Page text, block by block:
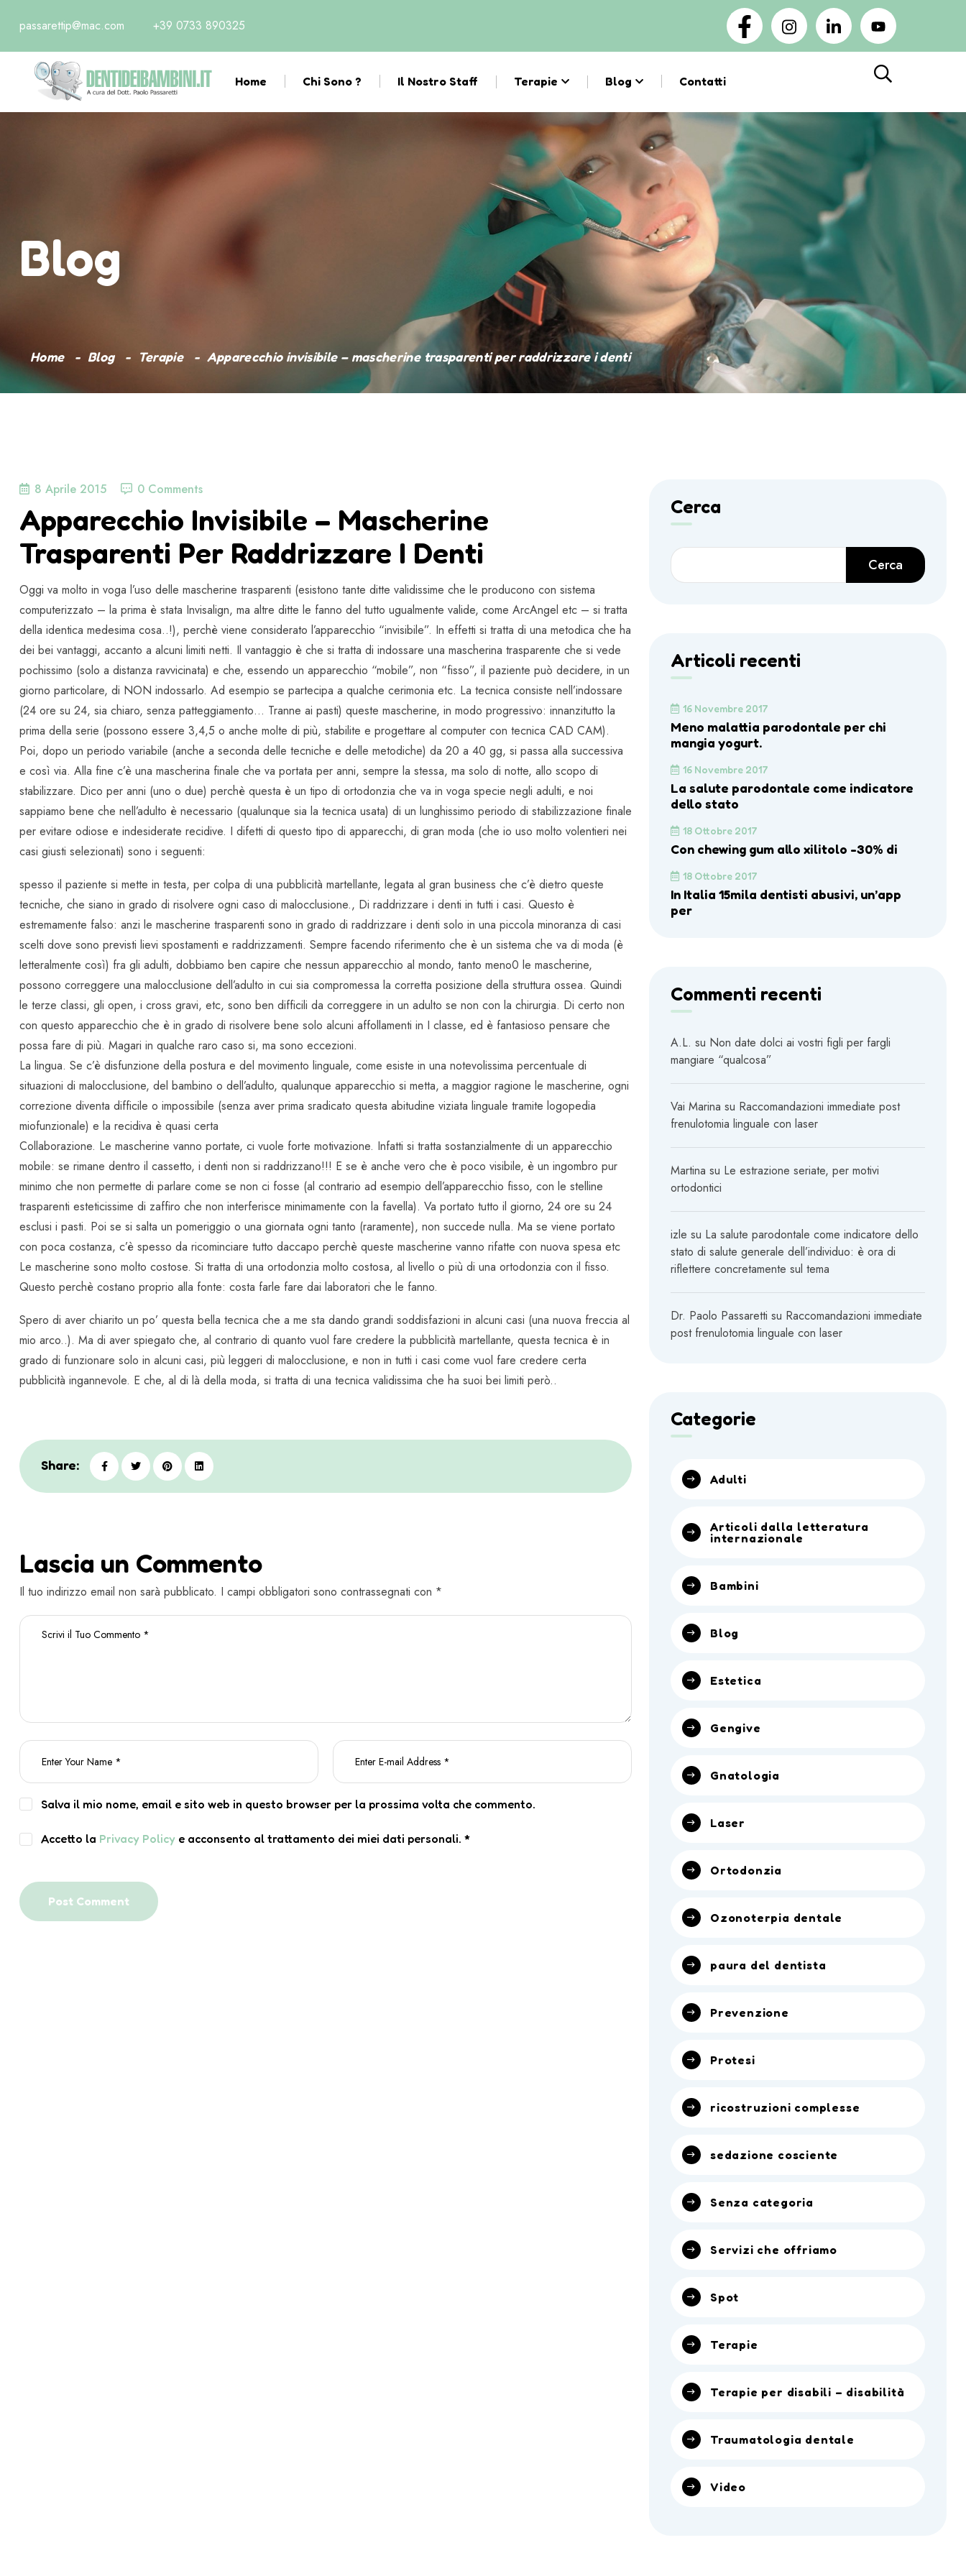
passarettip@mac.com +39 0733 890325
Home Chi Sono ? Il Nostro Staff Terapie Blog Contatti
Blog
Home Blog Terapie Apparecchio invisibile – mascherine trasparenti per raddrizzare i denti
8 Aprile 2015 0 Comments
Apparecchio Invisibile – Mascherine
Trasparenti Per Raddrizzare I Denti
Oggi va molto in voga l’uso delle mascherine trasparenti (esistono tante ditte validissime che le producono con sistema
computerizzato – la prima è stata Invisalign, ma altre ditte le fanno del tutto ugualmente valide, come ArcAngel etc – si tratta
della identica medesima cosa..!), perchè viene considerato l’apparecchio “invisibile”. In effetti si tratta di una metodica che ha
dei bei vantaggi, accanto a alcuni limiti netti. Il vantaggio è che si tratta di indossare una mascherina trasparente che si vede
pochissimo (solo a distanza ravvicinata) e che, essendo un apparecchio “mobile”, non “fisso”, il paziente può decidere, in un
giorno particolare, di NON indossarlo. Ad esempio se partecipa a qualche cerimonia etc. La tecnica consiste nell’indossare
(24 ore su 24, sia chiaro, senza patteggiamento… Tranne ai pasti) queste mascherine, in modo progressivo: innanzitutto la
prima della serie (possono essere 3,4,5 o anche molte di più, stabilite e progettare al computer con tecnica CAD CAM).
Poi, dopo un periodo variabile (anche a seconda delle tecniche e delle metodiche) da 20 a 40 gg, si passa alla successiva
e così via. Alla fine c’è una mascherina finale che va portata per anni, sempre la stessa, ma solo di notte, allo scopo di
stabilizzare. Dico per anni (uno o due) perchè questa è un tipo di ortodonzia che va in voga specie negli adulti, e noi
sappiamo bene che nell’adulto è necessario (qualunque sia la tecnica usata) di un lunghissimo periodo di stabilizzazione finale
per evitare odiose e indesiderate recidive. I difetti di questo tipo di apparecchi, di gran moda (che io uso molto volentieri nei
casi giusti selezionati) sono i seguenti:
spesso il paziente si mette in testa, per colpa di una pubblicità martellante, legata al gran business che c’è dietro queste
tecniche, che siano in grado di risolvere ogni caso di malocclusione., Di raddrizzare i denti in tutti i casi. Questo è
estremamente falso: anzi le mascherine trasparenti sono in grado di raddrizzare i denti solo in una piccola minoranza di casi
scelti dove sono previsti lievi spostamenti e raddrizzamenti. Sempre facendo riferimento che è un sistema che va di moda (è
letteralmente così) fra gli adulti, dobbiamo ben capire che nessun apparecchio al mondo, tanto meno0 le mascherine,
possono correggere una malocclusione dell’adulto in cui sia compromessa la corretta posizione della struttura ossea. Quindi
le terze classi, gli open, i cross gravi, etc, sono ben difficili da correggere in un adulto se non con la chirurgia. Di certo non
con questo apparecchio che è in grado di risolvere bene solo alcuni affollamenti in I classe, ed è fantasioso pensare che
possa fare di più. Magari in qualche raro caso si, ma sono eccezioni.
La lingua. Se c’è disfunzione della postura e del movimento linguale, come esiste in una notevolissima percentuale di
situazioni di malocclusione, del bambino o dell’adulto, qualunque apparecchio si metta, a maggior ragione le mascherine, ogni
correzione diventa difficile o impossibile (senza aver prima sradicato questa abitudine viziata linguale tramite logopedia
miofunzionale) e la recidiva è quasi certa
Collaborazione. Le mascherine vanno portate, ci vuole forte motivazione. Infatti si tratta sostanzialmente di un apparecchio
mobile: se rimane dentro il cassetto, i denti non si raddrizzano!!! E se è anche vero che è poco visibile, è un ingombro pur
minimo che non permette di parlare come se non ci fosse (al contrario ad esempio dell’apparecchio fisso, con le stelline
trasparenti esteticissime di zaffiro che non interferisce minimamente con la favella). Va portato tutto il giorno, 24 ore su 24
esclusi i pasti. Poi se si salta un pomeriggio o una giornata ogni tanto (raramente), non succede nulla. Ma se viene portato
con poca costanza, c’è spesso da ricominciare tutto daccapo perchè queste mascherine vanno rifatte con nuova spesa etc
Le mascherine sono molto costose. Si tratta di una ortodonzia molto costosa, al livello o più di una ortodonzia con il fisso.
Questo perchè costano proprio alla fonte: costa farle fare dai laboratori che le fanno.
Spero di aver chiarito un po’ questa bella tecnica che a me sta dando grandi soddisfazioni in alcuni casi (una nuova freccia al
mio arco..). Ma di aver spiegato che, al contrario di quanto vuol fare credere la pubblicità martellante, questa tecnica è in
grado di funzionare solo in alcuni casi, più leggeri di malocclusione, e non in tutti i casi come vuol fare credere certa
pubblicità ingannevole. E che, al di là della moda, si tratta di una tecnica validissima che ha suoi bei limiti però..
Share:
Lascia un Commento
Il tuo indirizzo email non sarà pubblicato. I campi obbligatori sono contrassegnati con *
Salva il mio nome, email e sito web in questo browser per la prossima volta che commento.
Accetto la Privacy Policy e acconsento al trattamento dei miei dati personali. *
Post Comment
Cerca
Cerca
Articoli recenti
16 Novembre 2017
Meno malattia parodontale per chi
mangia yogurt.
16 Novembre 2017
La salute parodontale come indicatore
dello stato
18 Ottobre 2017
Con chewing gum allo xilitolo -30% di
18 Ottobre 2017
In Italia 15mila dentisti abusivi, un’app
per
Commenti recenti
A.L. su Non date dolci ai vostri figli per fargli
mangiare “qualcosa”
Vai Marina su Raccomandazioni immediate post
frenulotomia linguale con laser
Martina su Le estrazione seriate, per motivi
ortodontici
izle su La salute parodontale come indicatore dello
stato di salute generale dell’individuo: è ora di
riflettere concretamente sul tema
Dr. Paolo Passaretti su Raccomandazioni immediate
post frenulotomia linguale con laser
Categorie
Adulti
Articoli dalla letteratura
internazionale
Bambini
Blog
Estetica
Gengive
Gnatologia
Laser
Ortodonzia
Ozonoterpia dentale
paura del dentista
Prevenzione
Protesi
ricostruzioni complesse
sedazione cosciente
Senza categoria
Servizi che offriamo
Spot
Terapie
Terapie per disabili – disabilità
Traumatologia dentale
Video